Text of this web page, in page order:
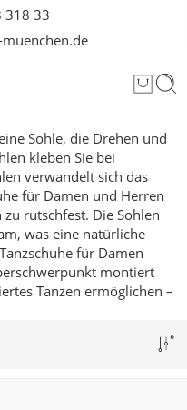
318 33
Sohle, die Drehen und
kleben Sie bei
verwandelt sich das
für Damen und Herren
rutschfest. Die Sohlen
was eine natürliche
für Damen
montiert
Tanzen ermöglichen –